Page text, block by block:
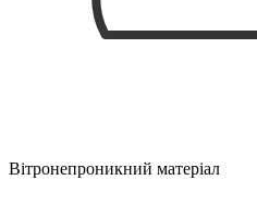
Вітронепроникний матеріал